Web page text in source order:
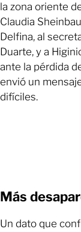
la zona oriente
Claudia
Delfina, al
Duarte, y a
ante la pérdida
envió un
difíciles.
Más
Un dato que